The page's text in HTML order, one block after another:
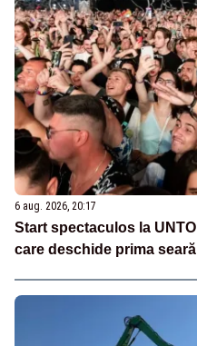
6 aug. 2026, 20:17
Start spectaculos la
care deschide prima